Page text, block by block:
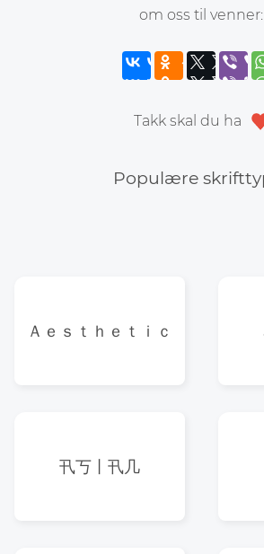
om oss til venner:
Takk skal du ha
Populære
Ａｅｓｔｈｅｔｉｃ
卂丂丨卂几